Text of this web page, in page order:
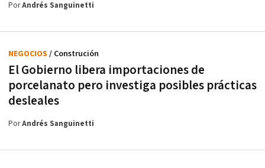
PorAndrés Sanguinetti
El Gobierno libera importaciones de
porcelanato pero investiga posibles prácticas
desleales
NEGOCIOS / Construción
PorAndrés Sanguinetti